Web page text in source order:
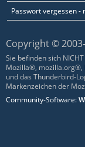
Passwort vergessen -
Copyright ©
Sie befinden sich
Mozilla®, mozilla.org®,
und das Thunderbird-
Markenzeichen der
Community-Software: